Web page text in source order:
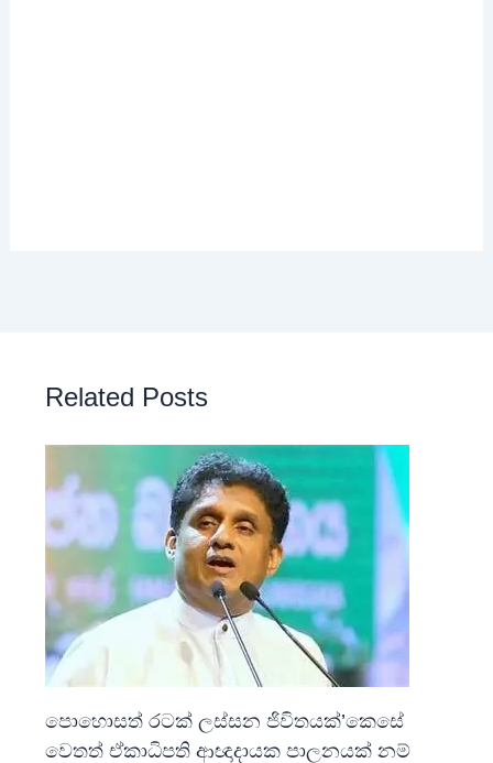
Related Posts
පොහොසත් රටක් ලස්සන ජිවිතයක්’කෙසේ
වෙතත් ඒකාධිපති ආඥාදායක පාලනයක් නම්